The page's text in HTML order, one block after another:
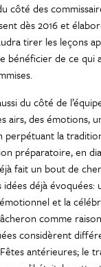
côté des
dès 2016 et
tirer les leçons
bénéficier de ce qui
du côté de
airs, des émotions,
perpétuant la
préparatoire, en
fait un bout de
déjà évoquées:
et la
comme
considèrent
antérieures; le